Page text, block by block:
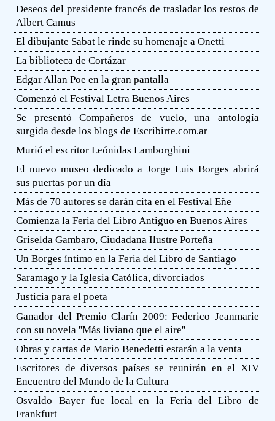
Deseos del presidente francés de trasladar los restos de
Albert Camus
El dibujante Sabat le rinde su homenaje a Onetti
La biblioteca de Cortázar
Edgar Allan Poe en la gran pantalla
Comenzó el Festival Letra Buenos Aires
Se presentó Compañeros de vuelo, una antología
surgida desde los blogs de Escribirte.com.ar
Murió el escritor Leónidas Lamborghini
El nuevo museo dedicado a Jorge Luis Borges abrirá
sus puertas por un día
Más de 70 autores se darán cita en el Festival Eñe
Comienza la Feria del Libro Antiguo en Buenos Aires
Griselda Gambaro, Ciudadana Ilustre Porteña
Un Borges íntimo en la Feria del Libro de Santiago
Saramago y la Iglesia Católica, divorciados
Justicia para el poeta
Ganador del Premio Clarín 2009: Federico Jeanmarie
con su novela ''Más liviano que el aire''
Obras y cartas de Mario Benedetti estarán a la venta
Escritores de diversos países se reunirán en el XIV
Encuentro del Mundo de la Cultura
Osvaldo Bayer fue local en la Feria del Libro de
Frankfurt